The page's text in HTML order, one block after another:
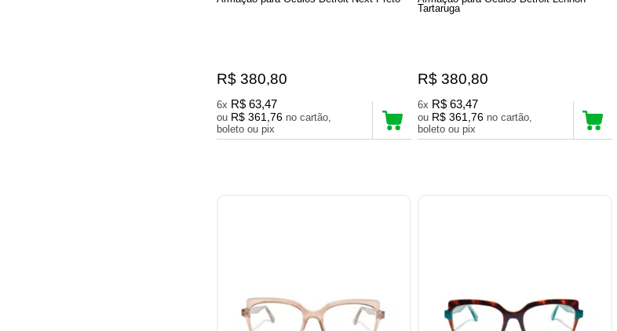
R$ 380,80
6x R$ 63,47
ou R$ 361,76 no cartão,
boleto ou pix
Tartaruga
R$ 380,80
6x R$ 63,47
ou R$ 361,76 no cartão,
boleto ou pix